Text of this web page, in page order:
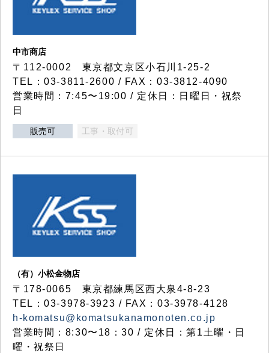
中市商店
〒112-0002 東京都文京区小石川1-25-2
TEL：03-3811-2600 / FAX：03-3812-4090
営業時間：7:45〜19:00 / 定休日：日曜日・祝祭
日
販売可 工事・取付可
（有）小松金物店
〒178-0065 東京都練馬区西大泉4-8-23
TEL：03-3978-3923 / FAX：03-3978-4128
h-komatsu@komatsukanamonoten.co.jp
営業時間：8:30〜18：30 / 定休日：第1土曜・日
曜・祝祭日